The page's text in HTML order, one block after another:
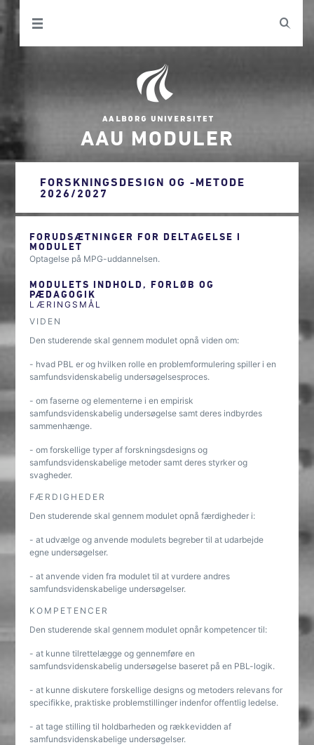
AAU MODULER
FORSKNINGSDESIGN OG -METODE
2026/2027
FORUDSÆTNINGER FOR DELTAGELSE I
MODULET
Optagelse på MPG-uddannelsen.
MODULETS INDHOLD, FORLØB OG
PÆDAGOGIK
LÆRINGSMÅL
VIDEN
Den studerende skal gennem modulet opnå viden om:
- hvad PBL er og hvilken rolle en problemformulering spiller i en
samfundsvidenskabelig undersøgelsesproces.
- om faserne og elementerne i en empirisk
samfundsvidenskabelig undersøgelse samt deres indbyrdes
sammenhænge.
- om forskellige typer af forskningsdesigns og
samfundsvidenskabelige metoder samt deres styrker og
svagheder.
FÆRDIGHEDER
Den studerende skal gennem modulet opnå færdigheder i:
- at udvælge og anvende modulets begreber til at udarbejde
egne undersøgelser.
- at anvende viden fra modulet til at vurdere andres
samfundsvidenskabelige undersøgelser.
KOMPETENCER
Den studerende skal gennem modulet opnår kompetencer til:
- at kunne tilrettelægge og gennemføre en
samfundsvidenskabelig undersøgelse baseret på en PBL-logik.
- at kunne diskutere forskellige designs og metoders relevans for
specifikke, praktiske problemstillinger indenfor offentlig ledelse.
- at tage stilling til holdbarheden og rækkevidden af
samfundsvidenskabelige undersøgelser.